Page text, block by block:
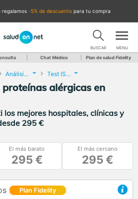
regalamos -5% de descuento para tu compra
BUSCAR MENU
Chat Médico Plan de salud Fidelity
Análisis Clínicos Test ISAC de 112 proteínas alérgicas
proteínas alérgicas en
los mejores hospitales, clínicas y
295 €
El más barato
295 €
El más cercano
295 €
Plan Fidelity